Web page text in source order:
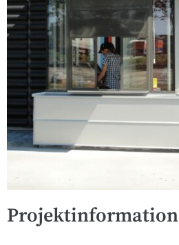
Projektinformation